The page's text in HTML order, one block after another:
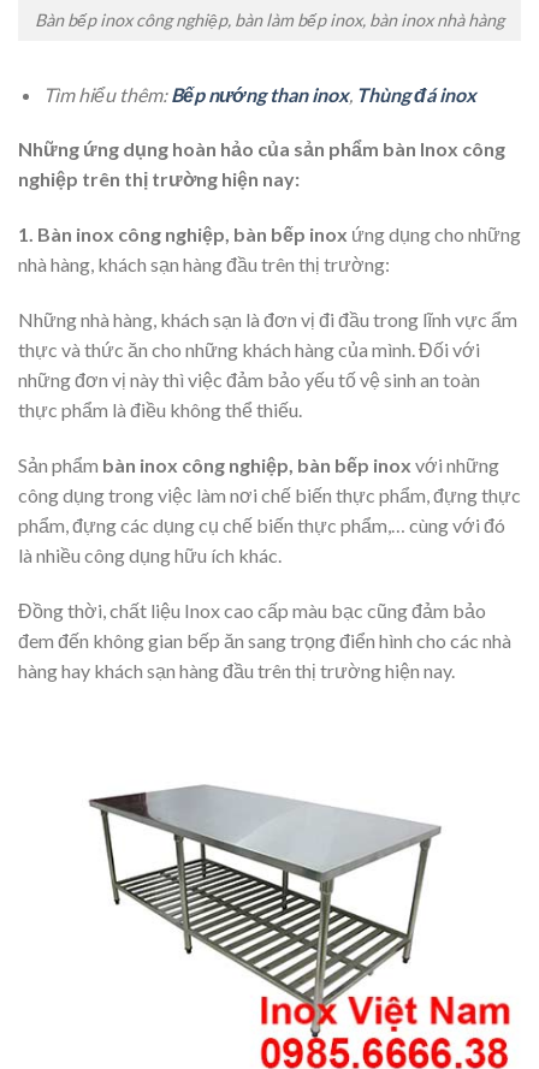
Bàn bếp inox công nghiệp, bàn làm bếp inox, bàn inox nhà hàng
Tìm hiểu thêm:Bếp nướng than inox, Thùng đá inox
Những ứng dụng hoàn hảo của sản phẩm bàn Inox công
nghiệp trên thị trường hiện nay:
1. Bàn inox công nghiệp, bàn bếp inox ứng dụng cho những
nhà hàng, khách sạn hàng đầu trên thị trường:
Những nhà hàng, khách sạn là đơn vị đi đầu trong lĩnh vực ẩm
thực và thức ăn cho những khách hàng của mình. Đối với
những đơn vị này thì việc đảm bảo yếu tố vệ sinh an toàn
thực phẩm là điều không thể thiếu.
Sản phẩm bàn inox công nghiệp, bàn bếp inox với những
công dụng trong việc làm nơi chế biến thực phẩm, đựng thực
phẩm, đựng các dụng cụ chế biến thực phẩm,… cùng với đó
là nhiều công dụng hữu ích khác.
Đồng thời, chất liệu Inox cao cấp màu bạc cũng đảm bảo
đem đến không gian bếp ăn sang trọng điển hình cho các nhà
hàng hay khách sạn hàng đầu trên thị trường hiện nay.